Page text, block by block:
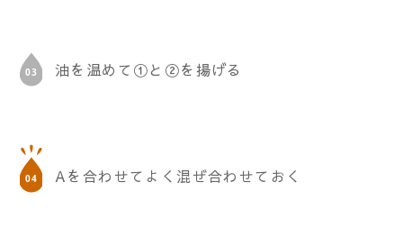
油を温めて①と②を揚げる
Aを合わせてよく混ぜ合わせておく